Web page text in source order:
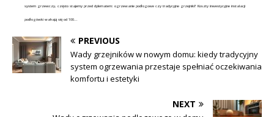
system grzewczy, często stajemy przed dylematem: ogrzewanie podłogowe czy tradycyjne grzejniki? Koszty inwestycyjne instalacji
podłogówki wahają się od 100...
PREVIOUS
Wady grzejników w nowym domu: kiedy tradycyjny
system ogrzewania przestaje spełniać oczekiwania
komfortu i estetyki
NEXT